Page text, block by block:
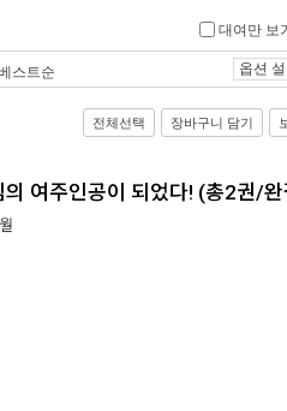
대여만 보
스트순 옵션
전체선택 장바구니 담기
여주인공이 되었다! (총2권/